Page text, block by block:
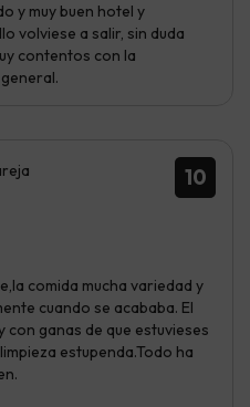
y muy buen hotel y
volviese a salir, sin duda
contentos con la
10
comida mucha variedad y
cuando se acababa. El
con ganas de que estuvieses
estupenda.Todo ha